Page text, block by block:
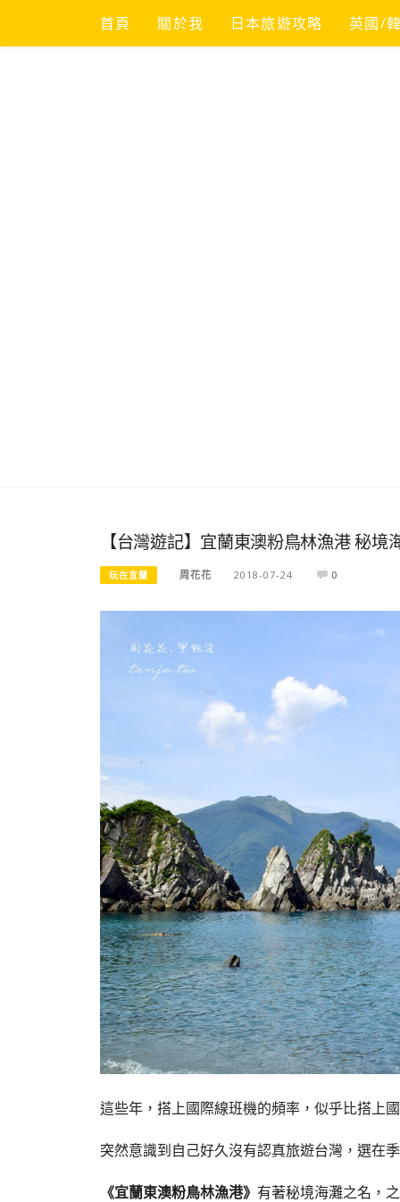
content
首頁 關於我 日本旅遊攻略 英國/
【台灣遊記】宜蘭東澳粉鳥林漁港 秘
玩在宜蘭 周花花 2018-07-24 0
這些年，搭上國際線班機的頻率，似乎比搭上
突然意識到自己好久沒有認真旅遊台灣，選在
《宜蘭東澳粉鳥林漁港》 有著秘境海灘之名，